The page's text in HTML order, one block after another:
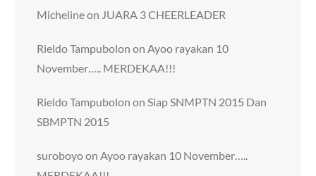
Michelineon JUARA 3 CHEERLEADER
Rieldo Tampubolon onAyoo rayakan 10
November….. MERDEKAA!!!
Rieldo Tampubolon onSiap SNMPTN 2015 Dan
SBMPTN 2015
suroboyoonAyoo rayakan 10 November…..